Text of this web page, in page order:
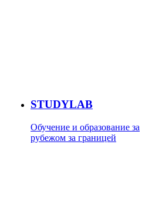
STUDYLAB
Обучение и образование за
рубежом за границей